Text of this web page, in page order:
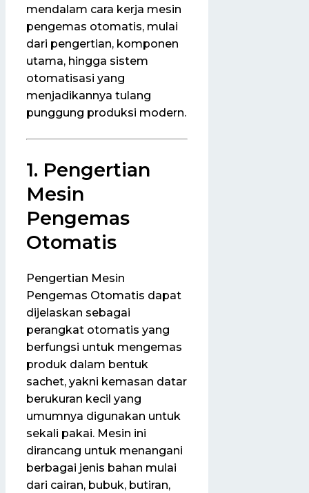
mendalam cara kerja mesin
pengemas otomatis, mulai
dari pengertian, komponen
utama, hingga sistem
otomatisasi yang
menjadikannya tulang
punggung produksi modern.
1. Pengertian
Mesin
Pengemas
Otomatis
Pengertian Mesin
Pengemas Otomatis dapat
dijelaskan sebagai
perangkat otomatis yang
berfungsi untuk mengemas
produk dalam bentuk
sachet, yakni kemasan datar
berukuran kecil yang
umumnya digunakan untuk
sekali pakai. Mesin ini
dirancang untuk menangani
berbagai jenis bahan mulai
dari cairan, bubuk, butiran,